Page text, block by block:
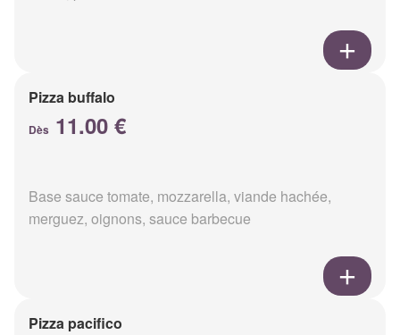
Pizza buffalo
Dès 11.00 €
Base sauce tomate, mozzarella, viande hachée,
merguez, oignons, sauce barbecue
Pizza pacifico